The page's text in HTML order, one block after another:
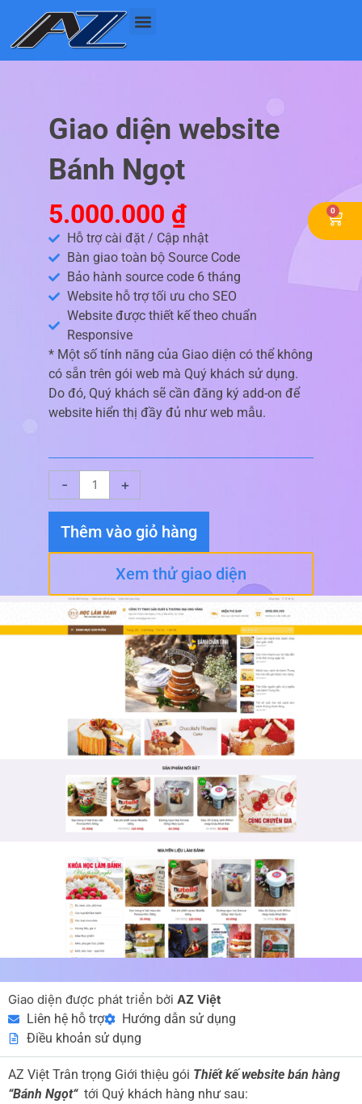
nội
Giao diện website
Bánh Ngọt
5.000.000 ₫
Hỗ trợ cài đặt / Cập nhật
Bàn giao toàn bộ Source Code
Bảo hành source code 6 tháng
Website hỗ trợ tối ưu cho SEO
Website được thiết kế theo chuẩn
Responsive
* Một số tính năng của Giao diện có thể không
có sẵn trên gói web mà Quý khách sử dụng.
Do đó, Quý khách sẽ cần đăng ký add-on để
website hiển thị đầy đủ như web mẫu.
-
diện
Bánh
Ngọt
lượng
+
Thêm vào giỏ hàng
Xem thử giao diện
Giao diện được phát triển bởi AZ Việt
Liên hệ hỗ trợ
Hướng dẫn sử dụng
Điều khoản sử dụng
AZ Việt Trân trọng Giới thiệu gói Thiết kế website bán hàng
“Bánh Ngọt“ tới Quý khách hàng như sau:
0
Cart